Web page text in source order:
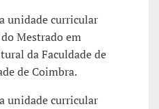
unidade curricular
Mestrado em
da Faculdade de
de Coimbra.
unidade curricular